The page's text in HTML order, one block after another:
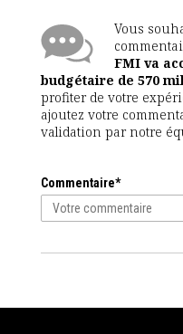
Vous
FMI va
budgétaire de 570
profiter de votre
ajoutez votre
validation par notre
Commentaire*